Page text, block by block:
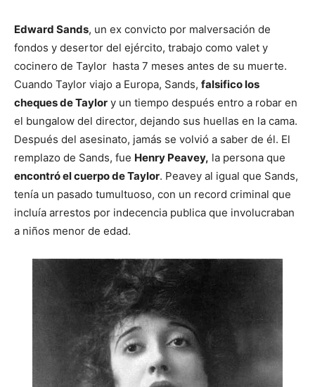
Edward Sands, un ex convicto por malversación de
fondos y desertor del ejército, trabajo como valet y
cocinero de Taylor hasta 7 meses antes de su muerte.
Cuando Taylor viajo a Europa, Sands, falsifico los
cheques de Taylor y un tiempo después entro a robar en
el bungalow del director, dejando sus huellas en la cama.
Después del asesinato, jamás se volvió a saber de él. El
remplazo de Sands, fue Henry Peavey, la persona que
encontró el cuerpo de Taylor. Peavey al igual que Sands,
tenía un pasado tumultuoso, con un record criminal que
incluía arrestos por indecencia publica que involucraban
a niños menor de edad.